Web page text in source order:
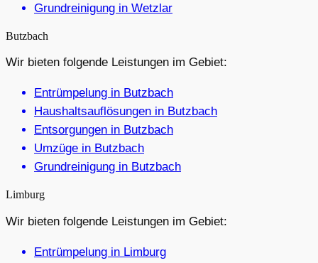
Grundreinigung in Wetzlar
Butzbach
Wir bieten folgende Leistungen im Gebiet:
Entrümpelung in Butzbach
Haushaltsauflösungen in Butzbach
Entsorgungen in Butzbach
Umzüge in Butzbach
Grundreinigung in Butzbach
Limburg
Wir bieten folgende Leistungen im Gebiet:
Entrümpelung in Limburg